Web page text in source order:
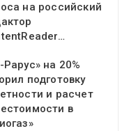
на российский
Рарус» на 20%
подготовку
и расчет
в